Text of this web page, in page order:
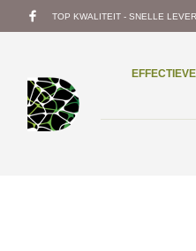
TOP KWALITEIT - SNELLE